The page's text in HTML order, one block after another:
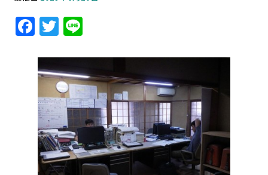
F
a
c
e
b
o
o
k
T
w
itt
er
e